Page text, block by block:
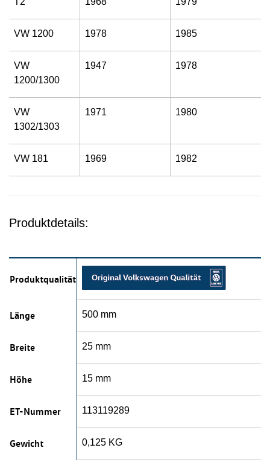
VW 1200 1978 1985
VW
1200/1300
1947 1978
VW
1302/1303
1971 1980
VW 181 1969 1982
Produktdetails:
Produktqualität
Länge 500 mm
Breite 25 mm
Höhe 15 mm
ET-Nummer 113119289
Gewicht 0,125 KG